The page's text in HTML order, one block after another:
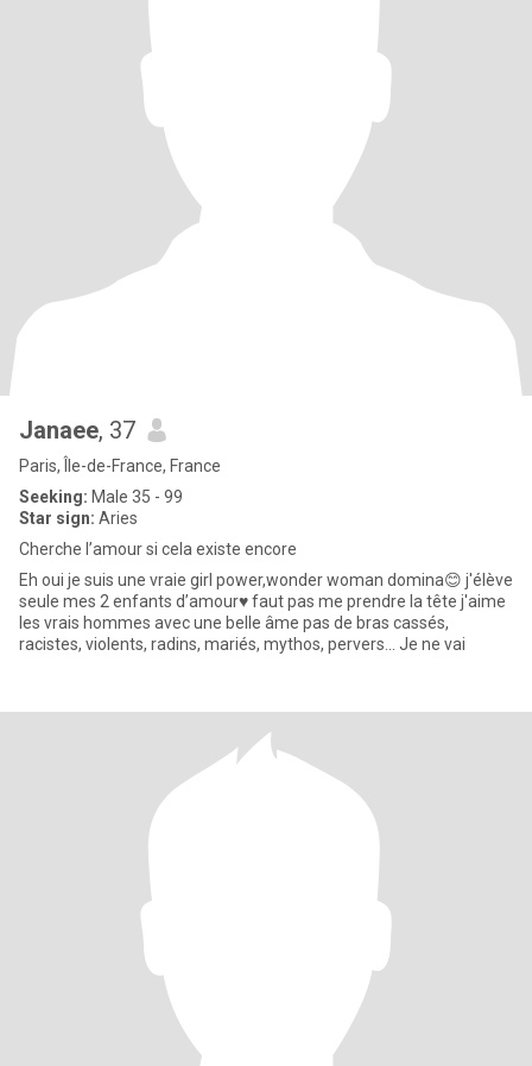
Janaee, 37
Paris, Île-de-France, France
Seeking: Male 35 - 99
Star sign: Aries
Cherche l’amour si cela existe encore
Eh oui je suis une vraie girl power,wonder woman domina😊 j'élève
seule mes 2 enfants d’amour♥️ faut pas me prendre la tête j'aime
les vrais hommes avec une belle âme pas de bras cassés,
racistes, violents, radins, mariés, mythos, pervers… Je ne vai